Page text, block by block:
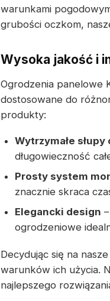
warunkami
grubości oczkom,
Wysoka jakość i
Ogrodzenia panelowe
dostosowane do
produkty:
Wytrzymałe
długowieczność
Prosty system
znacznie skraca
Elegancki design
ogrodzeniowe
Decydując się na
warunków ich użycia.
najlepszego